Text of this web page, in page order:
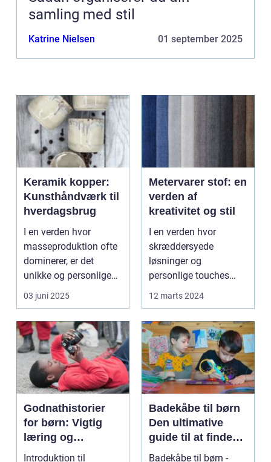
samling med stil
Katrine Nielsen 01 september 2025
Keramik kopper:
Kunsthåndværk til
hverdagsbrug
I en verden hvor
masseproduktion ofte
dominerer, er det
unikke og personlige
håndværk so...
03 juni 2025
Metervarer stof: en
verden af
kreativitet og stil
I en verden hvor
skræddersyede
løsninger og
personlige touches
betyder mere og mere,
12 marts 2024
Godnathistorier
for børn: Vigtig
læring og
fantastiske eventyr
Introduktion til
Badekåbe til børn
Den ultimative
guide til at finde
den perfekte
Badekåbe til børn -